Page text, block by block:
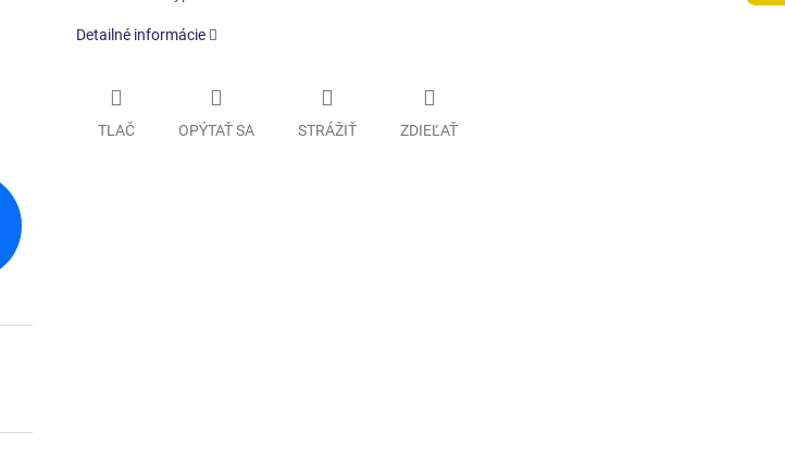
Detailné informácie
TLAČ OPÝTAŤ SA STRÁŽIŤ ZDIEĽAŤ